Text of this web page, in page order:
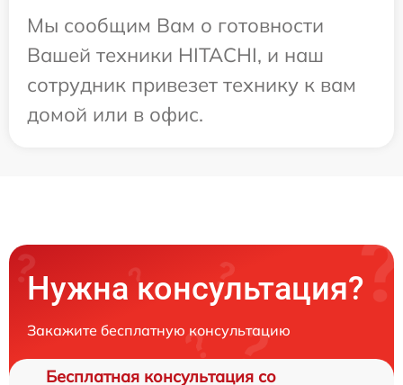
Мы сообщим Вам о готовности
Вашей техники HITACHI, и наш
сотрудник привезет технику к вам
домой или в офис.
Нужна консультация?
Закажите бесплатную консультацию
Бесплатная консультация со